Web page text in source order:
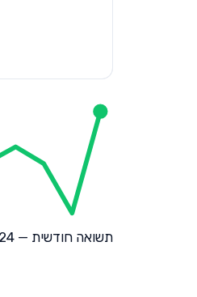
תשואה חודשית — 24 חודשים אחרונים